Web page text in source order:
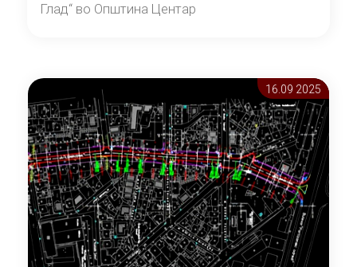
Глад“ во Општина Центар
16.09 2025